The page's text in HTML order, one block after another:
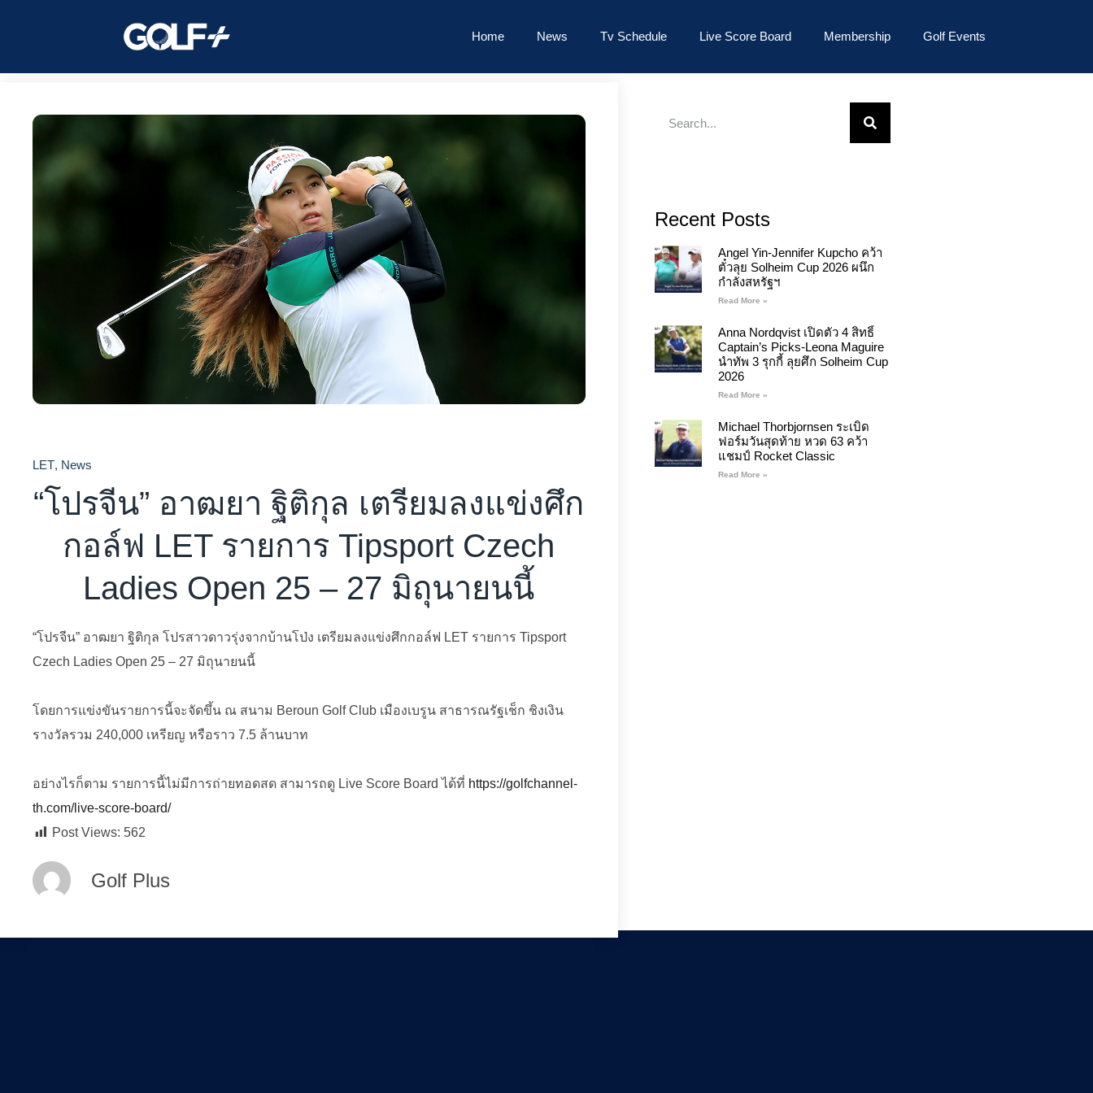
Home News Tv Schedule Live Score Board Membership Golf Events
LET, News
“โปรจีน” อาฒยา ฐิติกุล เตรียมลงแข่งศึก
กอล์ฟ LET รายการ Tipsport Czech
Ladies Open 25 – 27 มิถุนายนนี้
“โปรจีน” อาฒยา ฐิติกุล โปรสาวดาวรุ่งจากบ้านโป่ง เตรียมลงแข่งศึกกอล์ฟ LET รายการ Tipsport
Czech Ladies Open 25 – 27 มิถุนายนนี้
โดยการแข่งขันรายการนี้จะจัดขึ้น ณ สนาม Beroun Golf Club เมืองเบรูน สาธารณรัฐเช็ก ชิงเงิน
รางวัลรวม 240,000 เหรียญ หรือราว 7.5 ล้านบาท
อย่างไรก็ตาม รายการนี้ไม่มีการถ่ายทอดสด สามารถดู Live Score Board ได้ที่ https://golfchannel-
th.com/live-score-board/
Post Views: 562
Golf Plus
Recent Posts
Angel Yin-Jennifer Kupcho คว้า
ตั๋วลุย Solheim Cup 2026 ผนึก
กำลังสหรัฐฯ
Read More »
Anna Nordqvist เปิดตัว 4 สิทธิ์
Captain’s Picks-Leona Maguire
นำทัพ 3 รุกกี้ ลุยศึก Solheim Cup
2026
Read More »
Michael Thorbjornsen ระเบิด
ฟอร์มวันสุดท้าย หวด 63 คว้า
แชมป์ Rocket Classic
Read More »